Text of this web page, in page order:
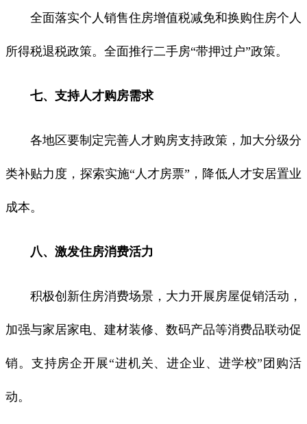
全面落实个人销售住房增值税减免和换购住房个人
所得税退税政策。全面推行二手房“带押过户”政策。
七、支持人才购房需求
各地区要制定完善人才购房支持政策，加大分级分
类补贴力度，探索实施“人才房票”，降低人才安居置业
成本。
八、激发住房消费活力
积极创新住房消费场景，大力开展房屋促销活动，
加强与家居家电、建材装修、数码产品等消费品联动促
销。支持房企开展“进机关、进企业、进学校”团购活
动。